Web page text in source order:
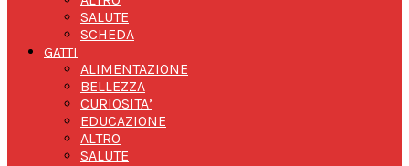
SALUTE
SCHEDA
GATTI
ALIMENTAZIONE
BELLEZZA
CURIOSITA’
EDUCAZIONE
ALTRO
SALUTE